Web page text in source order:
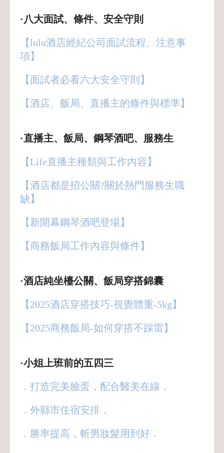
·八大面試、條件、安全守則
【lulu酒店經紀公司面試流程、注意事
項】
【面試者必看六大安全守則】
【酒店、飯局、直播主的條件與標準】
·直播主、飯局、鋼琴酒吧、服務生
【Life直播主種類與工作內容】
【酒店都是招公關?關於熱門服務生職
缺】
【新開幕鋼琴酒吧登場】
【商務飯局工作內容與條件】
·酒店純坐檯公關、飯局穿搭錦囊
【2025酒店穿搭技巧-視覺體重-5kg】
【2025商務飯局-如何穿搭不踩雷】
·小姐上班前的五四三
．打造完美臉蛋，配合醫美在線．
．外縣市住宿安排．
．勝率提高，斬男妝髮用到好．